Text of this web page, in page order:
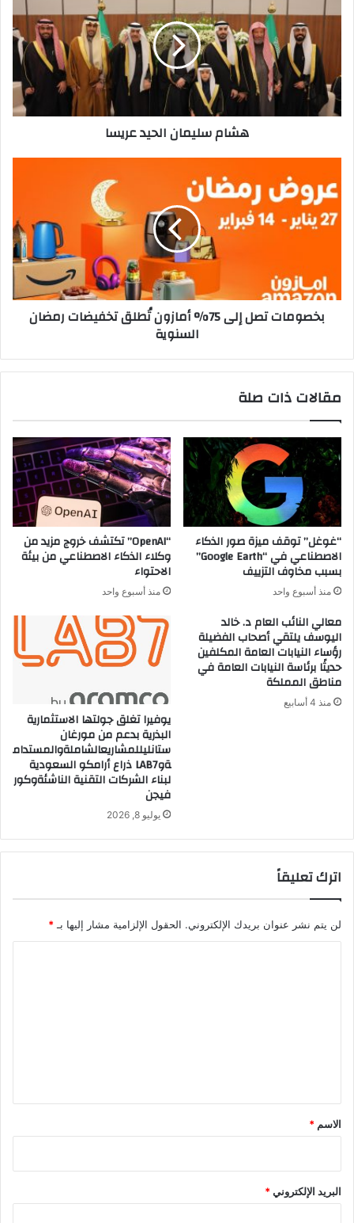
الحيد
هشام سليمان الحيد عريسا
تصل
إلى
75%
أمازون
رمضان
السنوية
بخصومات تصل إلى 75% أمازون تُطلق تخفيضات رمضان
السنوية
مقالات ذات صلة
“غوغل” توقف ميزة صور الذكاء
الاصطناعي في “Google Earth”
بسبب مخاوف التزييف
منذ أسبوع واحد
“OpenAI” تكتشف خروج مزيد من
وكلاء الذكاء الاصطناعي من بيئة
الاحتواء
منذ أسبوع واحد
معالي النائب العام د. خالد
اليوسف يلتقي أصحاب الفضيلة
رؤساء النيابات العامة المكلفين
حديثًا برئاسة النيابات العامة في
مناطق المملكة
منذ 4 أسابيع
يوفيرا تغلق جولتها الاستثمارية
البذرية بدعم من مورغان
ستانليللمشاريعالشاملةوالمستدام
ةوLAB7 ذراع أرامكو السعودية
لبناء الشركات التقنية الناشئةوكور
فيجن
يوليو 8, 2026
اترك تعليقاً
لن يتم نشر عنوان بريدك الإلكتروني. الحقول الإلزامية مشار إليها بـ *
*
الاسم *
البريد الإلكتروني*